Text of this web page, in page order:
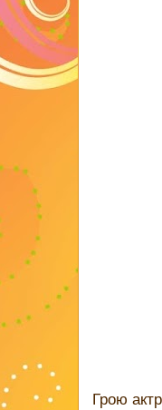
Грою